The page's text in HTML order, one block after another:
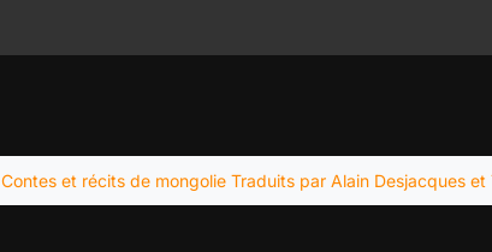
Contes et récits de mongolie Traduits par Alain Desjacques